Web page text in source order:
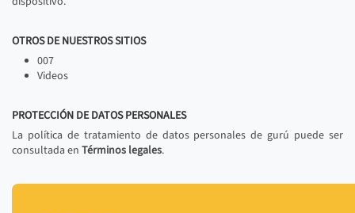
OTROS DE NUESTROS SITIOS
007
Videos
PROTECCIÓN DE DATOS PERSONALES
La política de tratamiento de datos personales de gurú puede ser
consultada en Términos legales.